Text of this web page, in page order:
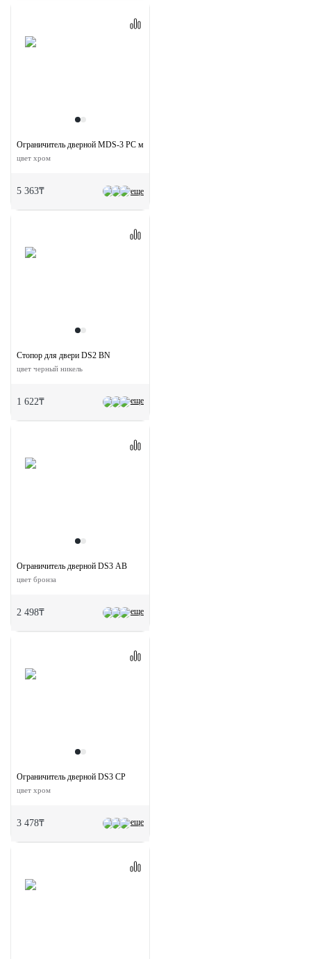
еще
Ограничитель дверной MDS-3 PC магнитный
цвет хром
5 363₸
еще
Стопор для двери DS2 BN
цвет черный никель
1 622₸
еще
Ограничитель дверной DS3 AB
цвет бронза
2 498₸
еще
Ограничитель дверной DS3 CP
цвет хром
3 478₸